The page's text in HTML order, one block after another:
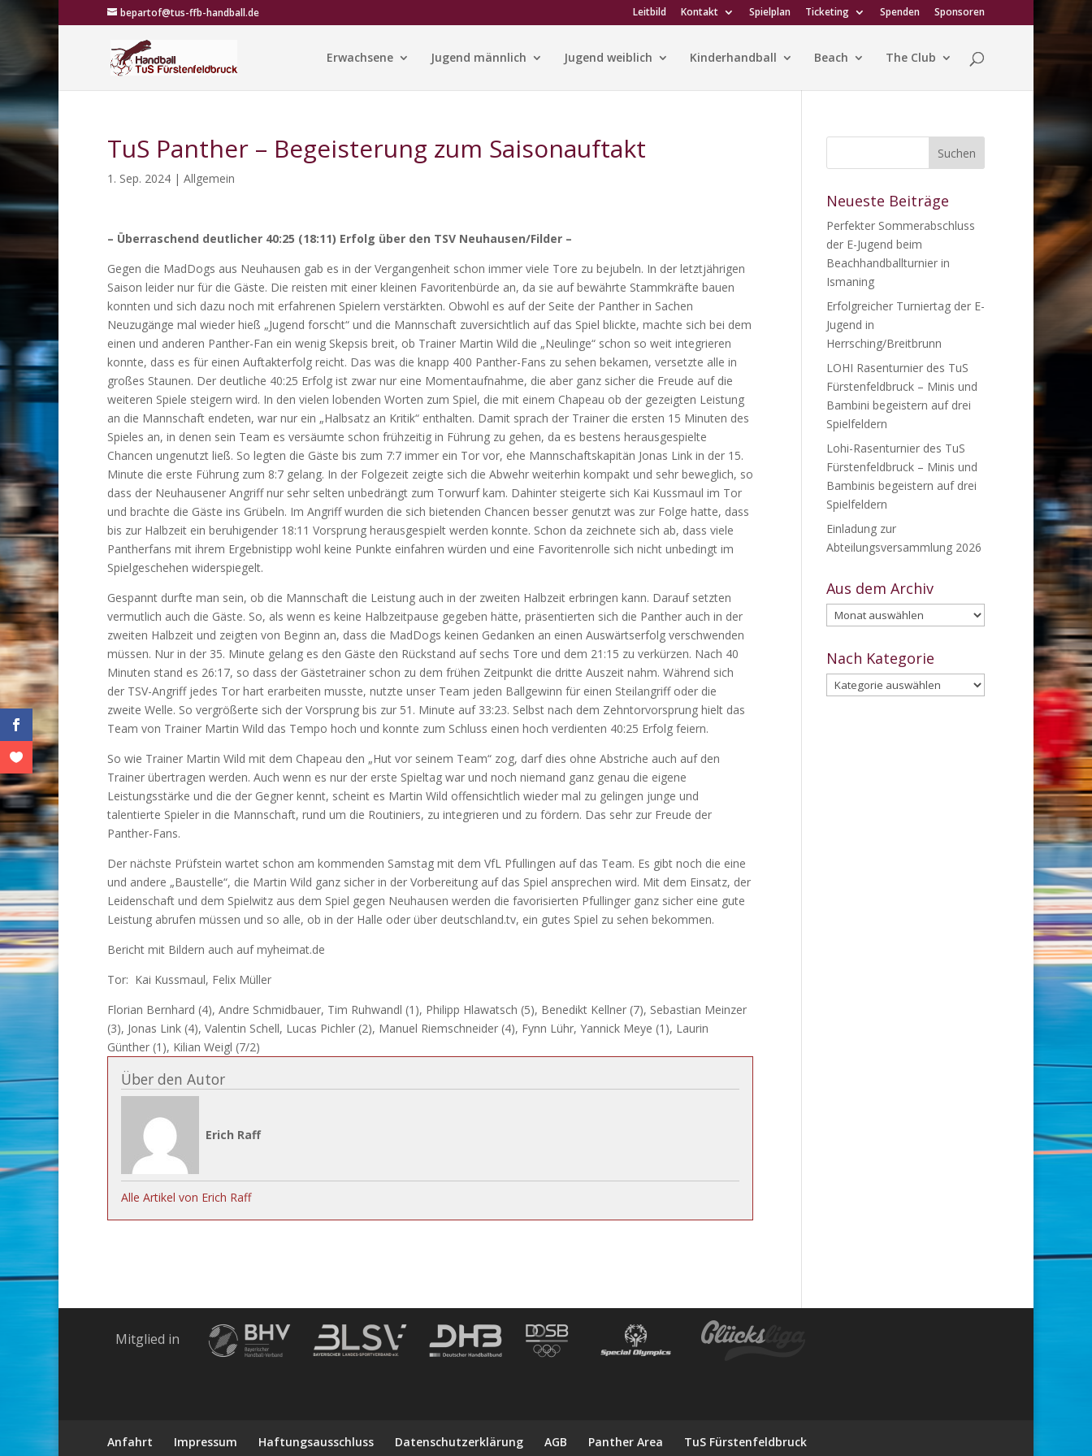
bepartof@tus-ffb-handball.de Leitbild Kontakt Spielplan Ticketing Spenden Sponsoren
Erwachsene Jugend männlich Jugend weiblich Kinderhandball Beach The Club
TuS Panther – Begeisterung zum Saisonauftakt
1. Sep. 2024 | Allgemein
– Überraschend deutlicher 40:25 (18:11) Erfolg über den TSV Neuhausen/Filder –
Gegen die MadDogs aus Neuhausen gab es in der Vergangenheit schon immer viele Tore zu bejubeln. In der letztjährigen
Saison leider nur für die Gäste. Die reisten mit einer kleinen Favoritenbürde an, da sie auf bewährte Stammkräfte bauen
konnten und sich dazu noch mit erfahrenen Spielern verstärkten. Obwohl es auf der Seite der Panther in Sachen
Neuzugänge mal wieder hieß „Jugend forscht“ und die Mannschaft zuversichtlich auf das Spiel blickte, machte sich bei dem
einen und anderen Panther-Fan ein wenig Skepsis breit, ob Trainer Martin Wild die „Neulinge“ schon so weit integrieren
konnte, dass es für einen Auftakterfolg reicht. Das was die knapp 400 Panther-Fans zu sehen bekamen, versetzte alle in
großes Staunen. Der deutliche 40:25 Erfolg ist zwar nur eine Momentaufnahme, die aber ganz sicher die Freude auf die
weiteren Spiele steigern wird. In den vielen lobenden Worten zum Spiel, die mit einem Chapeau ob der gezeigten Leistung
an die Mannschaft endeten, war nur ein „Halbsatz an Kritik“ enthalten. Damit sprach der Trainer die ersten 15 Minuten des
Spieles an, in denen sein Team es versäumte schon frühzeitig in Führung zu gehen, da es bestens herausgespielte
Chancen ungenutzt ließ. So legten die Gäste bis zum 7:7 immer ein Tor vor, ehe Mannschaftskapitän Jonas Link in der 15.
Minute die erste Führung zum 8:7 gelang. In der Folgezeit zeigte sich die Abwehr weiterhin kompakt und sehr beweglich, so
dass der Neuhausener Angriff nur sehr selten unbedrängt zum Torwurf kam. Dahinter steigerte sich Kai Kussmaul im Tor
und brachte die Gäste ins Grübeln. Im Angriff wurden die sich bietenden Chancen besser genutzt was zur Folge hatte, dass
bis zur Halbzeit ein beruhigender 18:11 Vorsprung herausgespielt werden konnte. Schon da zeichnete sich ab, dass viele
Pantherfans mit ihrem Ergebnistipp wohl keine Punkte einfahren würden und eine Favoritenrolle sich nicht unbedingt im
Spielgeschehen widerspiegelt.
Gespannt durfte man sein, ob die Mannschaft die Leistung auch in der zweiten Halbzeit erbringen kann. Darauf setzten
vermutlich auch die Gäste. So, als wenn es keine Halbzeitpause gegeben hätte, präsentierten sich die Panther auch in der
zweiten Halbzeit und zeigten von Beginn an, dass die MadDogs keinen Gedanken an einen Auswärtserfolg verschwenden
müssen. Nur in der 35. Minute gelang es den Gäste den Rückstand auf sechs Tore und dem 21:15 zu verkürzen. Nach 40
Minuten stand es 26:17, so dass der Gästetrainer schon zu dem frühen Zeitpunkt die dritte Auszeit nahm. Während sich
der TSV-Angriff jedes Tor hart erarbeiten musste, nutzte unser Team jeden Ballgewinn für einen Steilangriff oder die
zweite Welle. So vergrößerte sich der Vorsprung bis zur 51. Minute auf 33:23. Selbst nach dem Zehntorvorsprung hielt das
Team von Trainer Martin Wild das Tempo hoch und konnte zum Schluss einen hoch verdienten 40:25 Erfolg feiern.
So wie Trainer Martin Wild mit dem Chapeau den „Hut vor seinem Team“ zog, darf dies ohne Abstriche auch auf den
Trainer übertragen werden. Auch wenn es nur der erste Spieltag war und noch niemand ganz genau die eigene
Leistungsstärke und die der Gegner kennt, scheint es Martin Wild offensichtlich wieder mal zu gelingen junge und
talentierte Spieler in die Mannschaft, rund um die Routiniers, zu integrieren und zu fördern. Das sehr zur Freude der
Panther-Fans.
Der nächste Prüfstein wartet schon am kommenden Samstag mit dem VfL Pfullingen auf das Team. Es gibt noch die eine
und andere „Baustelle“, die Martin Wild ganz sicher in der Vorbereitung auf das Spiel ansprechen wird. Mit dem Einsatz, der
Leidenschaft und dem Spielwitz aus dem Spiel gegen Neuhausen werden die favorisierten Pfullinger ganz sicher eine gute
Leistung abrufen müssen und so alle, ob in der Halle oder über deutschland.tv, ein gutes Spiel zu sehen bekommen.
Bericht mit Bildern auch auf myheimat.de
Tor: Kai Kussmaul, Felix Müller
Florian Bernhard (4), Andre Schmidbauer, Tim Ruhwandl (1), Philipp Hlawatsch (5), Benedikt Kellner (7), Sebastian Meinzer
(3), Jonas Link (4), Valentin Schell, Lucas Pichler (2), Manuel Riemschneider (4), Fynn Lühr, Yannick Meye (1), Laurin
Günther (1), Kilian Weigl (7/2)
Über den Autor
Erich Raff
Alle Artikel von Erich Raff
Neueste Beiträge
Perfekter Sommerabschluss
der E-Jugend beim
Beachhandballturnier in
Ismaning
Erfolgreicher Turniertag der E-
Jugend in
Herrsching/Breitbrunn
LOHI Rasenturnier des TuS
Fürstenfeldbruck – Minis und
Bambini begeistern auf drei
Spielfeldern
Lohi-Rasenturnier des TuS
Fürstenfeldbruck – Minis und
Bambinis begeistern auf drei
Spielfeldern
Einladung zur
Abteilungsversammlung 2026
Aus dem Archiv
Aus
dem
Archiv
Nach Kategorie
Nach
Kategorie
Mitglied in
Anfahrt Impressum Haftungsausschluss Datenschutzerklärung AGB Panther Area TuS Fürstenfeldbruck